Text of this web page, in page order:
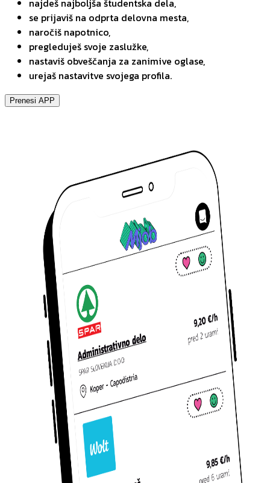
najdeš najboljša študentska dela,
se prijaviš na odprta delovna mesta,
naročiš napotnico,
pregleduješ svoje zaslužke,
nastaviš obveščanja za zanimive oglase,
urejaš nastavitve svojega profila.
Prenesi APP